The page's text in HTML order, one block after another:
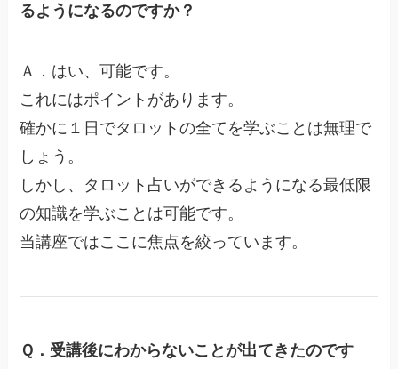
るようになるのですか？
Ａ．はい、可能です。
これにはポイントがあります。
確かに１日でタロットの全てを学ぶことは無理で
しょう。
しかし、タロット占いができるようになる最低限
の知識を学ぶことは可能です。
当講座ではここに焦点を絞っています。
Ｑ．受講後にわからないことが出てきたのです